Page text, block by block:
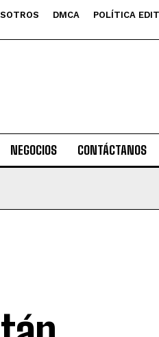
DMCA
POLÍTICA
NEGOCIOS CONTÁCTANOS